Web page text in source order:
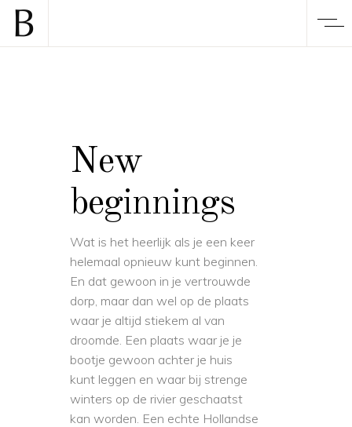
New
beginnings
Wat is het heerlijk als je een keer
helemaal opnieuw kunt beginnen.
En dat gewoon in je vertrouwde
dorp, maar dan wel op de plaats
waar je altijd stiekem al van
droomde. Een plaats waar je je
bootje gewoon achter je huis
kunt leggen en waar bij strenge
winters op de rivier geschaatst
kan worden. Een echte Hollandse